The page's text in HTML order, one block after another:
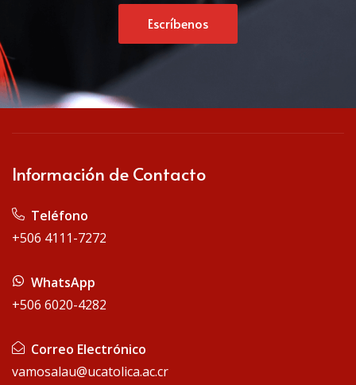
Escríbenos
Información de Contacto
Teléfono
+506 4111-7272
WhatsApp
+506 6020-4282
Correo Electrónico
vamosalau@ucatolica.ac.cr